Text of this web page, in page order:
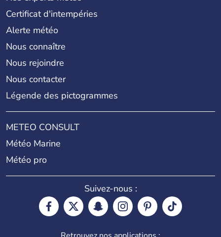
Certificat d'intempéries
Alerte météo
Nous connaître
Nous rejoindre
Nous contacter
Légende des pictogrammes
METEO CONSULT
Météo Marine
Météo pro
Suivez-nous :